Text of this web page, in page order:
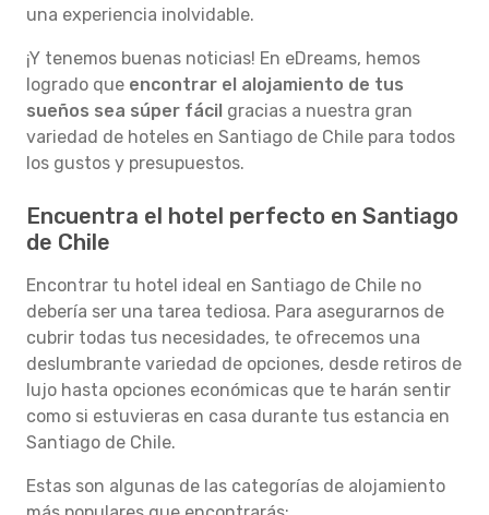
una experiencia inolvidable.
¡Y tenemos buenas noticias! En eDreams, hemos
logrado que encontrar el alojamiento de tus
sueños sea súper fácil gracias a nuestra gran
variedad de hoteles en Santiago de Chile para todos
los gustos y presupuestos.
Encuentra el hotel perfecto en Santiago
de Chile
Encontrar tu hotel ideal en Santiago de Chile no
debería ser una tarea tediosa. Para asegurarnos de
cubrir todas tus necesidades, te ofrecemos una
deslumbrante variedad de opciones, desde retiros de
lujo hasta opciones económicas que te harán sentir
como si estuvieras en casa durante tus estancia en
Santiago de Chile.
Estas son algunas de las categorías de alojamiento